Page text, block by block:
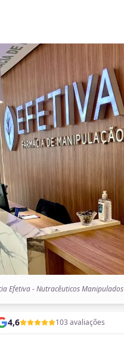
Efetiva - Nutracêuticos Manipulados
4,6 103 avaliações